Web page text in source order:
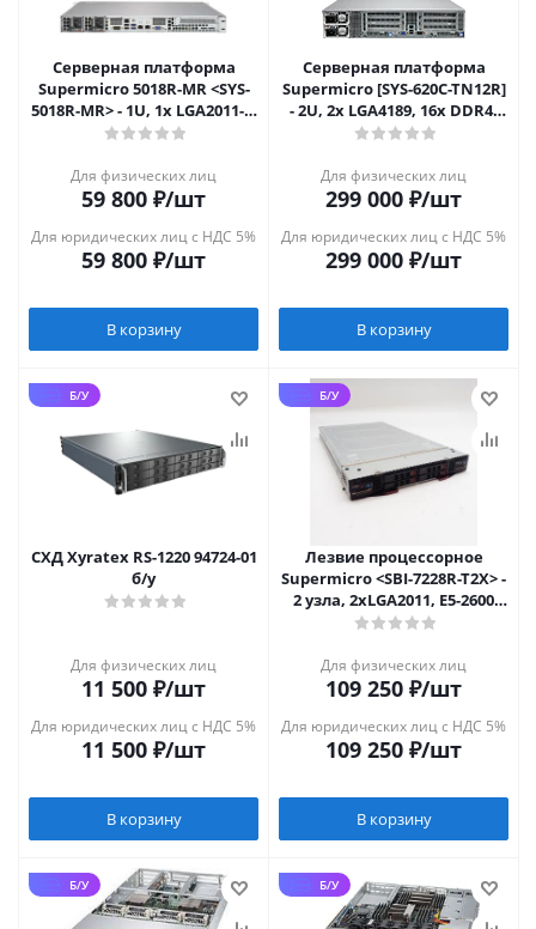
Серверная платформа
Supermicro 5018R-MR <SYS-
5018R-MR> - 1U, 1x LGA2011-3,
4x 3.5", 2xGbE, IPMI
Для физических лиц
59 800 ₽/шт
Для юридических лиц с НДС 5%
59 800 ₽/шт
В корзину
Серверная платформа
Supermicro [SYS-620C-TN12R]
- 2U, 2x LGA4189, 16x DDR4,
12x 3.5" NVMe/SATA/SAS
Для физических лиц
299 000 ₽/шт
Для юридических лиц с НДС 5%
299 000 ₽/шт
В корзину
Б/У
СХД Xyratex RS-1220 94724-01
б/у
Для физических лиц
11 500 ₽/шт
Для юридических лиц с НДС 5%
11 500 ₽/шт
В корзину
Б/У
Лезвие процессорное
Supermicro <SBI-7228R-T2X> -
2 узла, 2xLGA2011, E5-2600
v3/v4, 10GbE
Для физических лиц
109 250 ₽/шт
Для юридических лиц с НДС 5%
109 250 ₽/шт
В корзину
Б/У Б/У